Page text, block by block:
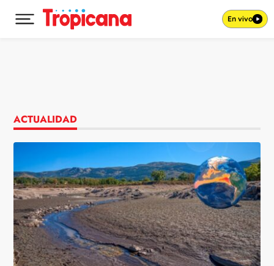
Desplegar menú principal En vivo
ACTUALIDAD